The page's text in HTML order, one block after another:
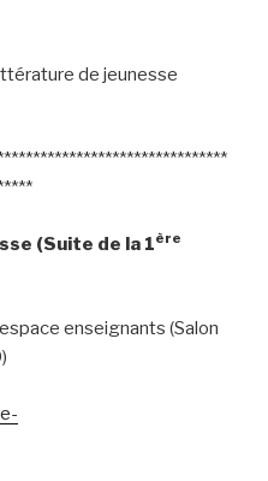
de jeunesse
(Suite de la 1ère
enseignants (Salon